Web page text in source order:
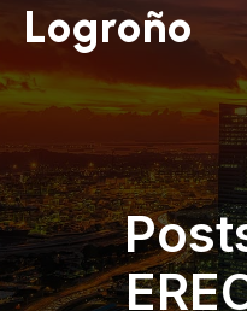
Logroño